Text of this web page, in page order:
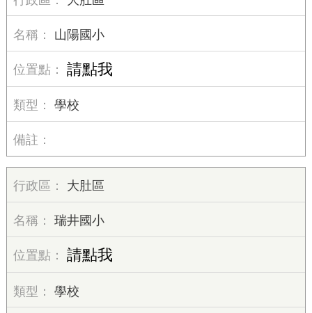
山陽國小
請點我
學校
大肚區
瑞井國小
請點我
學校